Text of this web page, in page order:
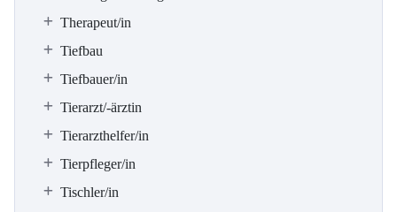
Therapeut/in
Tiefbau
Tiefbauer/in
Tierarzt/-ärztin
Tierarzthelfer/in
Tierpfleger/in
Tischler/in